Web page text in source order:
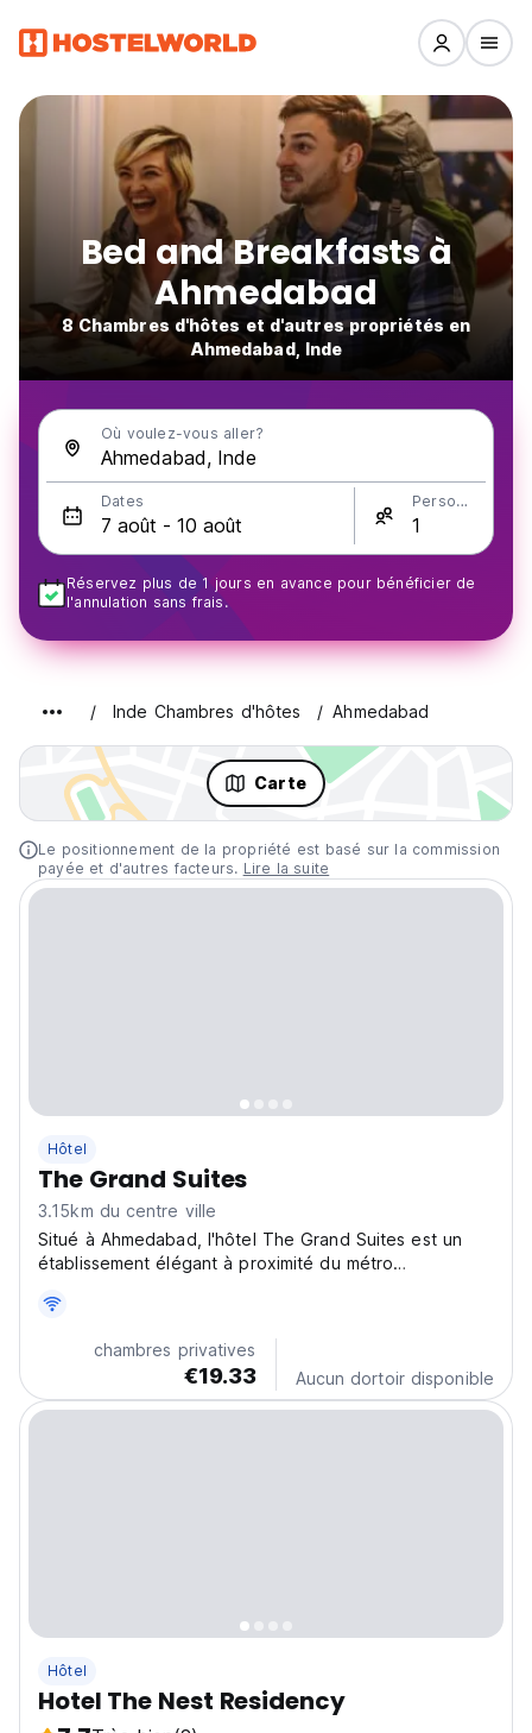
Bed and Breakfasts à
Ahmedabad
8 Chambres d'hôtes et d'autres propriétés en
Ahmedabad, Inde
Où voulez-vous aller?
Dates Personnes
Réservez plus de 1 jours en avance pour bénéficier de
l'annulation sans frais.
Inde Chambres d'hôtes Ahmedabad
Carte
Le positionnement de la propriété est basé sur la commission
payée et d'autres facteurs. Lire la suite
Hôtel
The Grand Suites
3.15km du centre ville
Situé à Ahmedabad, l'hôtel The Grand Suites est un
établissement élégant à proximité du métro
Ellisbridge et les attractions d'Ahmedabad. (Auto-
translated from original language)
chambres privatives
€19.33 Aucun dortoir disponible
Hôtel
Hotel The Nest Residency